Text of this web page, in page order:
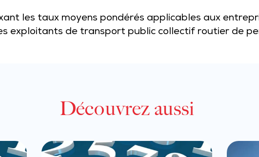
les taux moyens pondérés applicables aux
exploitants de transport public collectif routier de
Découvrez aussi